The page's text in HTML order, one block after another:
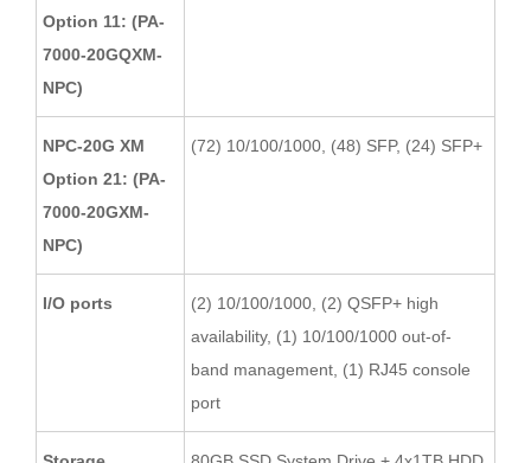
Option 11: (PA-
7000-20GQXM-
NPC)
NPC-20G XM
Option 21: (PA-
7000-20GXM-
NPC)
(72) 10/100/1000, (48) SFP, (24) SFP+
I/O ports
(2) 10/100/1000, (2) QSFP+ high
availability, (1) 10/100/1000 out-of-
band management, (1) RJ45 console
port